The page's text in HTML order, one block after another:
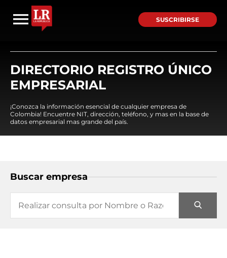
SUSCRIBIRSE
DIRECTORIO REGISTRO ÚNICO
EMPRESARIAL
¡Conozca la información esencial de cualquier empresa de
Colombia! Encuentre NIT, dirección, teléfono, y mas en la base de
datos empresarial mas grande del país.
Buscar empresa